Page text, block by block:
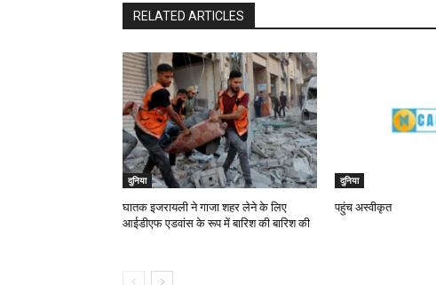
RELATED ARTICLES
दुनिया
घातक इजरायली ने गाजा शहर लेने के लिए
आईडीएफ एडवांस के रूप में बारिश की बारिश की
दुनिया
पहुंच अस्वीकृत